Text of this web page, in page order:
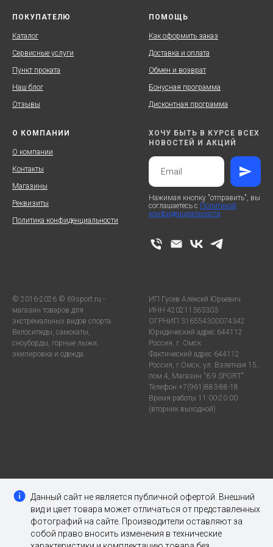
ПОКУПАТЕЛЮ
Каталог
Сервисные услуги
Пункт проката
Наш блог
Отзывы
ПОМОЩЬ
Как оформить заказ
Доставка и оплата
Обмен и возврат
Бонусная программа
Дисконтная программа
О КОМПАНИИ
О компании
Контакты
Магазины
Реквизиты
Политика конфиденциальности
ХОЧУ БЫТЬ В КУРСЕ ВСЕХ
НОВОСТЕЙ И АКЦИЙ
Нажимая кнопку "отправить", вы
соглашаетесь с Политикой
конфиденциальности
© 2016-2026 © 69sport.ru -
магазин товаров для
экстремальных видов спорта.
Велосипеды, самокаты,
сноуборды, горные лыжи,
экипировка и одежда.
ИП Гусев Алексей Юрьевич
ИНН 420211363303
ОГРНИП 316554300074342
Юридический адрес 644112
Россия, г. Омск
Фактический адрес 644112
Россия, г.Омск, ул. Взлетная 15,
пом.4, Магазин "6.9 SPORT"
Телефон +7(961)883-88-18
Время работы 11:00-20:00
(вторник выходной)
Данный сайт не является публичной офертой. Внешний
вид и цвет товара может отличаться от представленных
фотографий на сайте. Производители оставляют за
собой право вносить изменения в технические